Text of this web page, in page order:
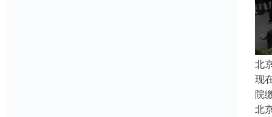
北
现
院
北